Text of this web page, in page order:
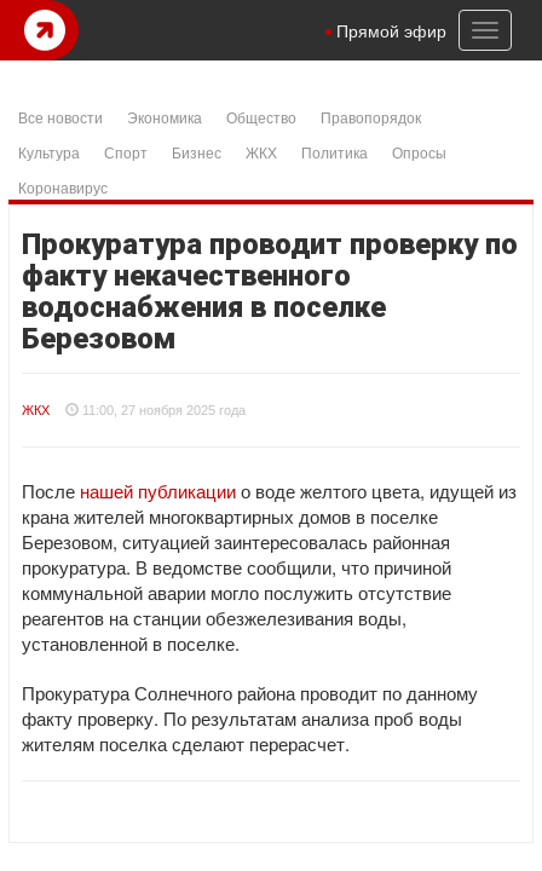
Toggle
Прямой эфир
Все новости Экономика Общество
Правопорядок
Культура
Спорт Бизнес ЖКХ Политика
Опросы
Коронавирус
Прокуратура проводит проверку по
факту некачественного
водоснабжения в поселке
Березовом
ЖКХ 11:00, 27 ноября 2025 года
После нашей публикациио воде желтого цвета, идущей из
крана жителей многоквартирных домов в поселке
Березовом, ситуацией заинтересовалась районная
прокуратура. В ведомстве сообщили, что причиной
коммунальной аварии могло послужить отсутствие
реагентов на станции обезжелезивания воды,
установленной в поселке.
Прокуратура Солнечного района проводит по данному
факту проверку. По результатам анализа проб воды
жителям поселка сделают перерасчет.